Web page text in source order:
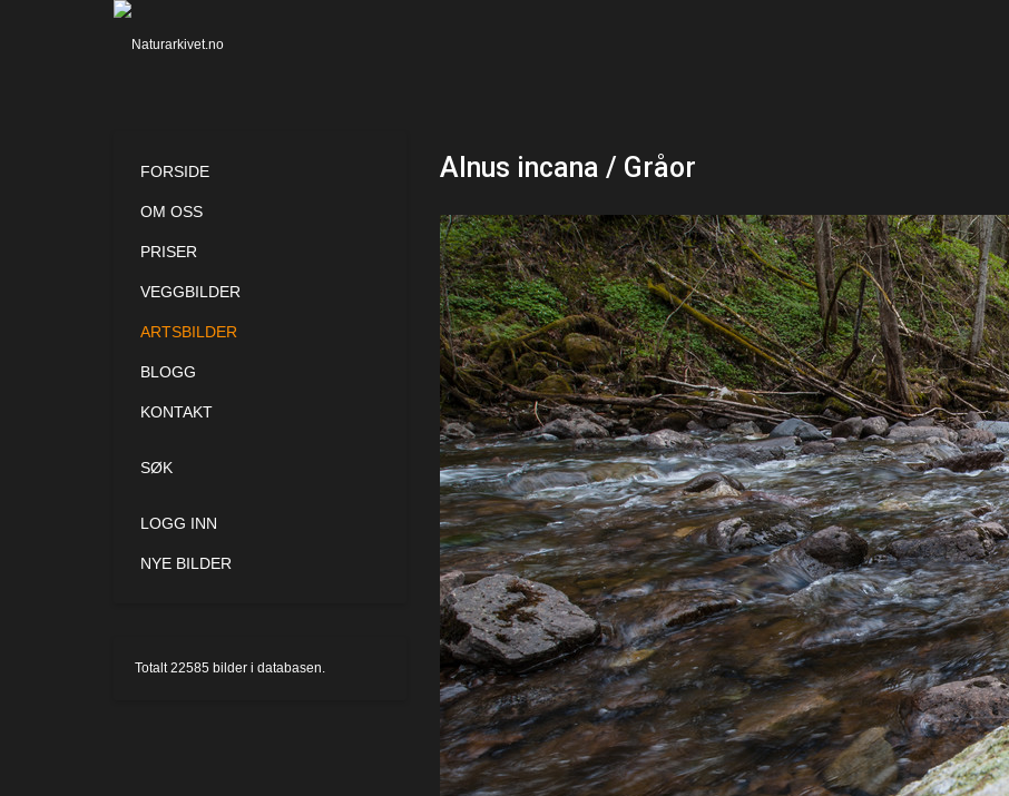
Alnus incana / Gråor
FORSIDE
OM OSS
PRISER
VEGGBILDER
ARTSBILDER
BLOGG
KONTAKT
SØK
LOGG INN
NYE BILDER
Totalt22585 bilder i databasen.